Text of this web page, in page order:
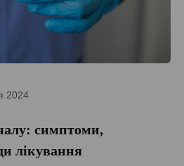
2024
симптоми,
лікування